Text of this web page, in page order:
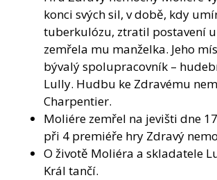
konci svých sil, v době, kdy
tuberkulózu, ztratil postavení
zemřela mu manželka. Jeho
bývalý spolupracovník –
Lully. Hudbu ke Zdravému
Charpentier.
Moliére zemřel na jevišti dne
při 4 premiéře hry Zdravý
O životě Moliéra a skladatele
Král tančí.